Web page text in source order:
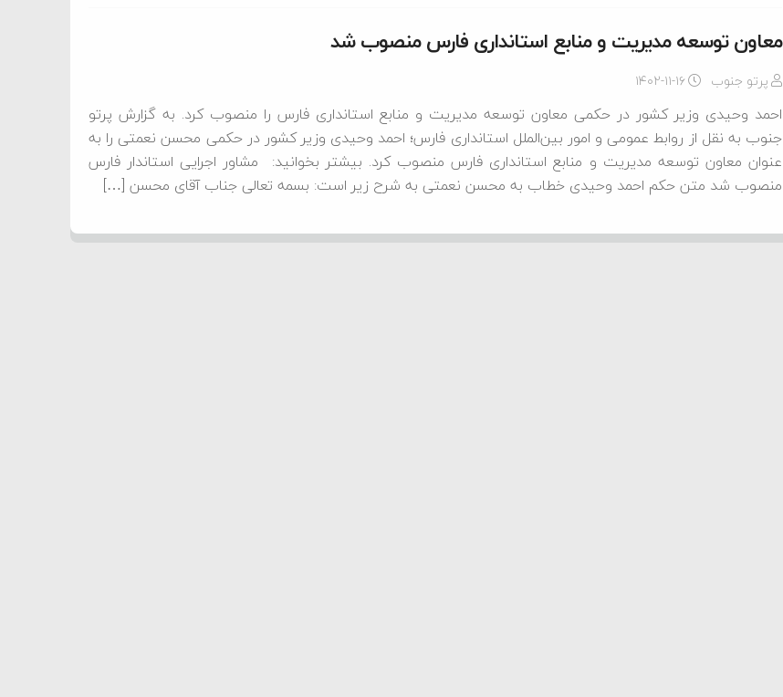
معاون توسعه مدیریت و منابع استانداری فارس منصوب شد
پرتو جنوب ۱۴۰۲-۱۱-۱۶
احمد وحیدی وزیر کشور در حکمی معاون توسعه مدیریت و منابع استانداری فارس را منصوب کرد. به گزارش پرتو
جنوب به نقل از روابط عمومی و امور بین‌الملل استانداری فارس؛ احمد وحیدی وزیر کشور در حکمی محسن نعمتی را به
عنوان معاون توسعه مدیریت و منابع استانداری فارس منصوب کرد. بیشتر بخوانید: مشاور اجرایی استاندار فارس
منصوب شد متن حکم احمد وحیدی خطاب به محسن نعمتی به شرح زیر است: بسمه تعالی جناب آقای محسن […]